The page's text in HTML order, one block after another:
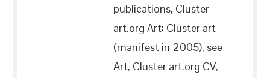
publications, Cluster
art.org Art: Cluster art
(manifest in 2005), see
Art, Cluster art.org CV,